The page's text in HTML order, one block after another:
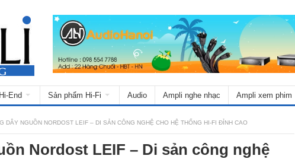
End Sản phẩm Hi-Fi Audio Ampli nghe nhạc Ampli xem phim
DÂY NGUỒN NORDOST LEIF – DI SẢN CÔNG NGHỆ CHO HỆ THỐNG HI-FI ĐỈNH CAO
Nordost LEIF – Di sản công nghệ